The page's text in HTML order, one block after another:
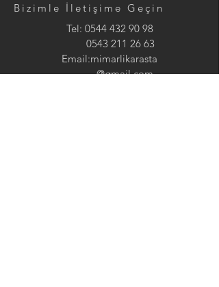
Bizimle İletişime Geçin
Tel: 0544 432 90 98
0543 211 26 63
Email:mimarlikarasta
@gmail.com